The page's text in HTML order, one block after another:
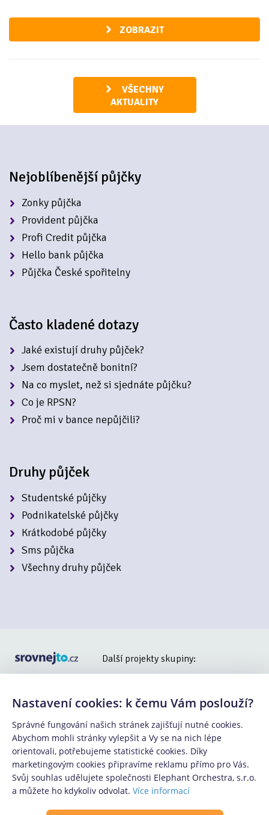
ZOBRAZIT
VŠECHNY
AKTUALITY
Nastavení cookies: k čemu Vám poslouží?
Správné fungování našich stránek zajišťují nutné cookies.
Abychom mohli stránky vylepšit a Vy se na nich lépe
orientovali, potřebujeme statistické cookies. Díky
marketingovým cookies připravíme reklamu přímo pro Vás.
Svůj souhlas udělujete společnosti Elephant Orchestra, s.r.o.
a můžete ho kdykoliv odvolat. Více informací
Nejoblíbenější půjčky
Zonky půjčka
Provident půjčka
Profi Credit půjčka
Hello bank půjčka
Půjčka České spořitelny
Často kladené dotazy
Jaké existují druhy půjček?
Jsem dostatečně bonitní?
Na co myslet, než si sjednáte půjčku?
Co je RPSN?
Proč mi v bance nepůjčili?
Druhy půjček
Studentské půjčky
Podnikatelské půjčky
Krátkodobé půjčky
Sms půjčka
Všechny druhy půjček
Další projekty skupiny:
Copyright © 2015 - 2025 -Elephant Orchestra, s.r.o.,
součástí Klik.cz & ePojisteni.cz s.r.o.